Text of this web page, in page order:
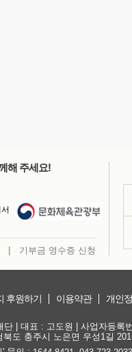
해 주세요!
기부금 영수증 신청
후원하기 이용약관 개인
단 | 대표 : 고도원 | 사업자등록
북도 충주시 노은면 우성1길